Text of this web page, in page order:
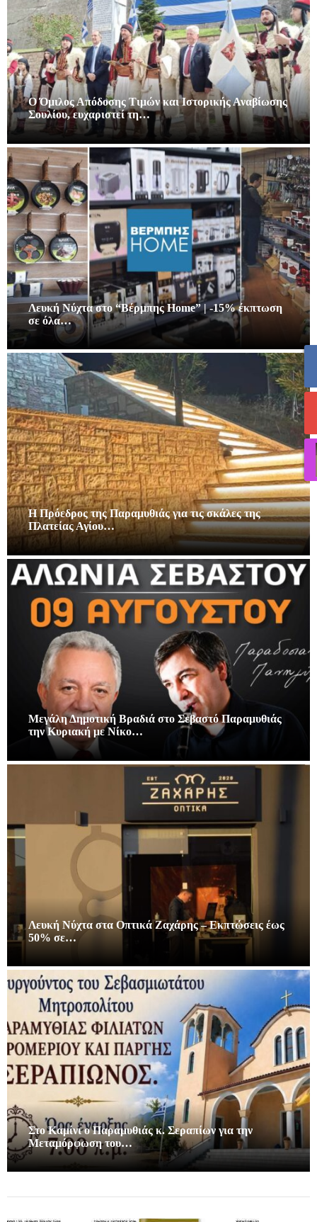
Ο Όμιλος Απόδοσης Τιμών και Ιστορικής Αναβίωσης
Σουλίου, ευχαριστεί τη…
Λευκή Νύχτα στο “Βέρμπης Home” | -15% έκπτωση
σε όλα…
Η Πρόεδρος της Παραμυθιάς για τις σκάλες της
Πλατείας Αγίου…
Μεγάλη Δημοτική Βραδιά στο Σεβαστό Παραμυθιάς
την Κυριακή με Νίκο…
Λευκή Νύχτα στα Οπτικά Ζαχάρης – Εκπτώσεις έως
50% σε…
Στο Καμίνι ο Παραμυθιάς κ. Σεραπίων για την
Μεταμόρφωση του…